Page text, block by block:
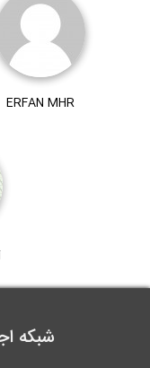
ERFAN MHR
شبکه